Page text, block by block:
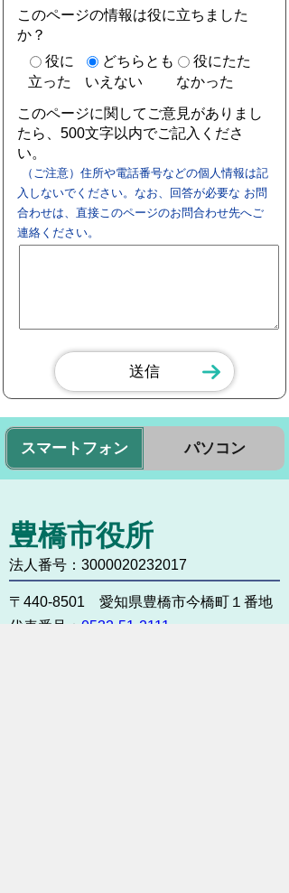
このページの情報は役に立ちました
か？
役に
立った
どちらとも
いえない
役にたた
なかった
このページに関してご意見がありまし
たら、500文字以内でご記入くださ
い。
（ご注意）住所や電話番号などの個人情報は記
入しないでください。なお、回答が必要な お問
合わせは、直接このページのお問合わせ先へご
連絡ください。
スマートフォン パソコン
豊橋市役所
法人番号：3000020232017
〒440-8501 愛知県豊橋市今橋町１番地
代表番号： 0532-51-2111